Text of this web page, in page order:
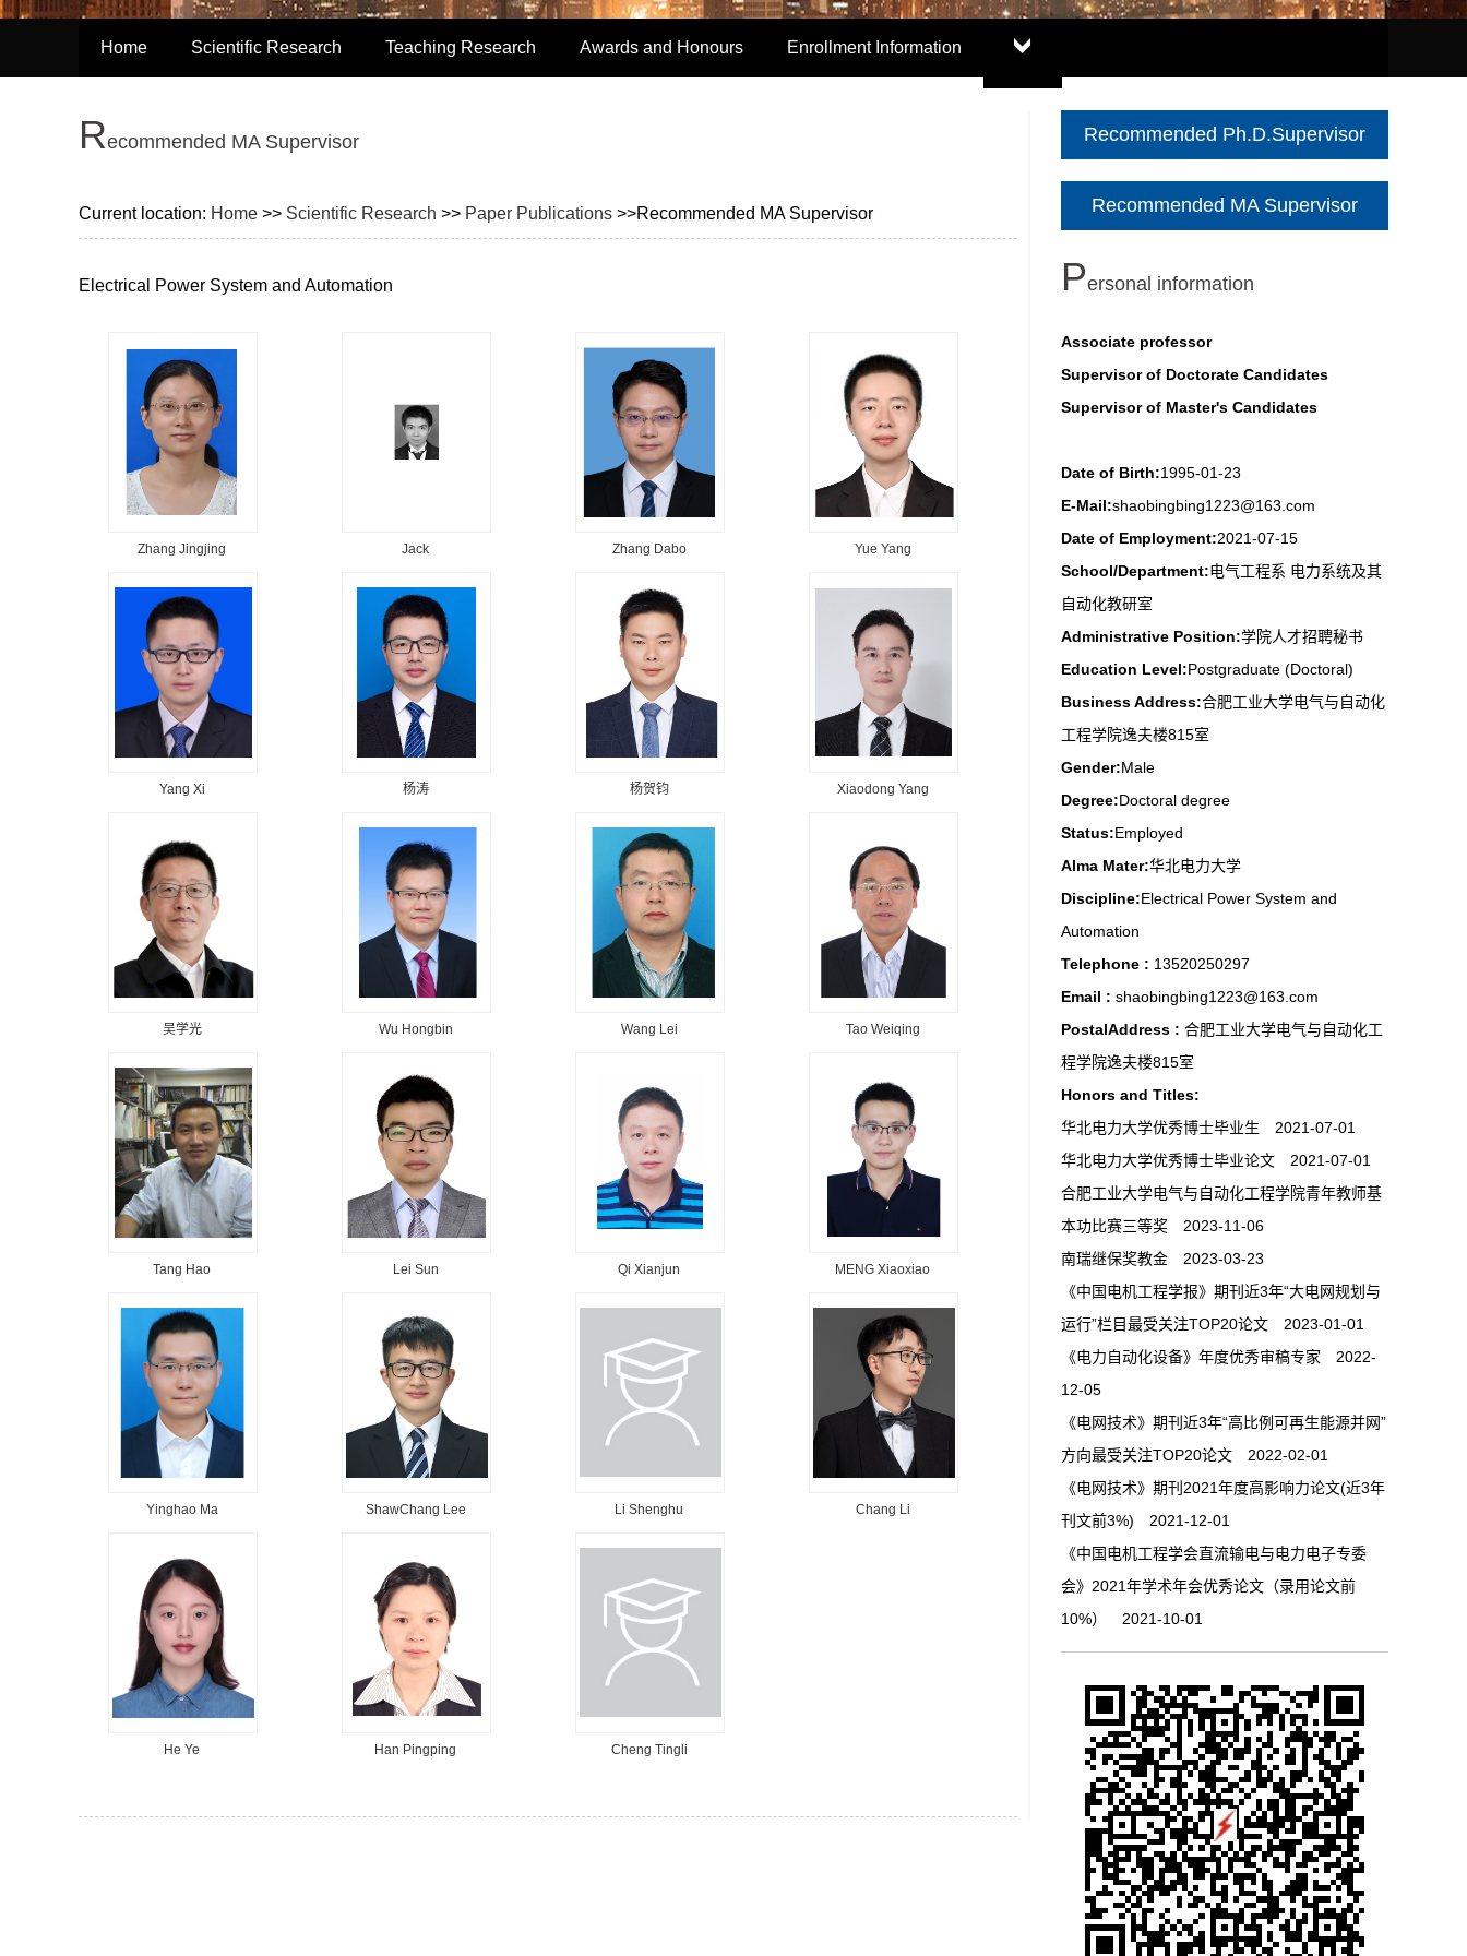
Home Scientific Research Teaching Research Awards and Honours Enrollment Information
Recommended MA Supervisor
Current location: Home >> Scientific Research >> Paper Publications >>Recommended MA Supervisor
Electrical Power System and Automation
Zhang Jingjing Jack Zhang Dabo Yue Yang
Yang Xi 杨涛 杨贺钧 Xiaodong Yang
吴学光 Wu Hongbin Wang Lei Tao Weiqing
Tang Hao Lei Sun Qi Xianjun MENG Xiaoxiao
Yinghao Ma ShawChang Lee Li Shenghu Chang Li
He Ye Han Pingping Cheng Tingli
Recommended Ph.D.Supervisor
Recommended MA Supervisor
Personal information
Associate professor
Supervisor of Doctorate Candidates
Supervisor of Master's Candidates
Date of Birth:1995-01-23
E-Mail:shaobingbing1223@163.com
Date of Employment:2021-07-15
School/Department:电气工程系 电力系统及其
自动化教研室
Administrative Position:学院人才招聘秘书
Education Level:Postgraduate (Doctoral)
Business Address:合肥工业大学电气与自动化
工程学院逸夫楼815室
Gender:Male
Degree:Doctoral degree
Status:Employed
Alma Mater:华北电力大学
Discipline:Electrical Power System and
Automation
Telephone : 13520250297
Email : shaobingbing1223@163.com
PostalAddress : 合肥工业大学电气与自动化工
程学院逸夫楼815室
Honors and Titles:
华北电力大学优秀博士毕业生 2021-07-01
华北电力大学优秀博士毕业论文 2021-07-01
合肥工业大学电气与自动化工程学院青年教师基
本功比赛三等奖 2023-11-06
南瑞继保奖教金 2023-03-23
《中国电机工程学报》期刊近3年“大电网规划与
运行”栏目最受关注TOP20论文 2023-01-01
《电力自动化设备》年度优秀审稿专家 2022-
12-05
《电网技术》期刊近3年“高比例可再生能源并网”
方向最受关注TOP20论文 2022-02-01
《电网技术》期刊2021年度高影响力论文(近3年
刊文前3%) 2021-12-01
《中国电机工程学会直流输电与电力电子专委
会》2021年学术年会优秀论文（录用论文前
10%） 2021-10-01